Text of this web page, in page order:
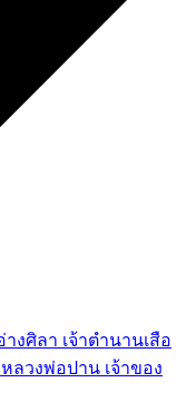
งศิลา เจ้าตำนานเสือ
ลวงพ่อปาน เจ้าของ